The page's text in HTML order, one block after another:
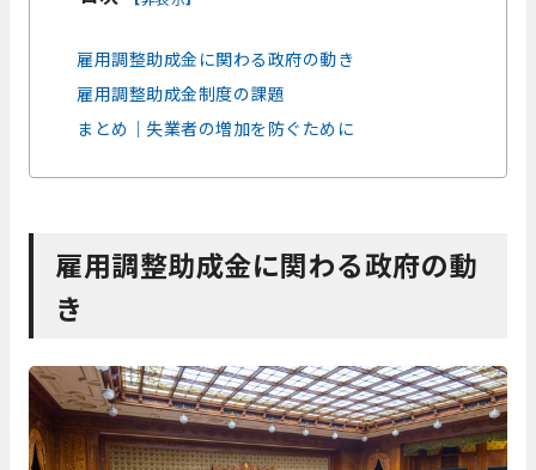
雇用調整助成金に関わる政府の動き
雇用調整助成金制度の課題
まとめ｜失業者の増加を防ぐために
雇用調整助成金に関わる政府の動
き